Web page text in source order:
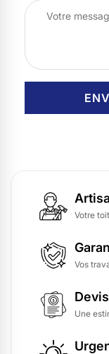
Votre
Vos
Une